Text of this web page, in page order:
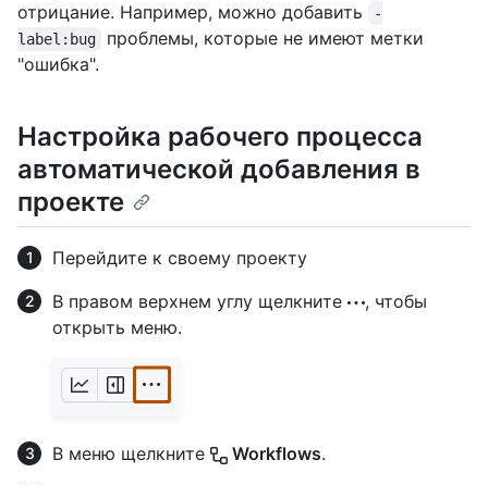
отрицание. Например, можно добавить
-
label:bug
проблемы, которые не имеют метки
"ошибка".
Настройка рабочего процесса
автоматической добавления в
проекте
Перейдите к своему проекту
В правом верхнем углу щелкните
, чтобы
открыть меню.
В меню щелкните Workflows.